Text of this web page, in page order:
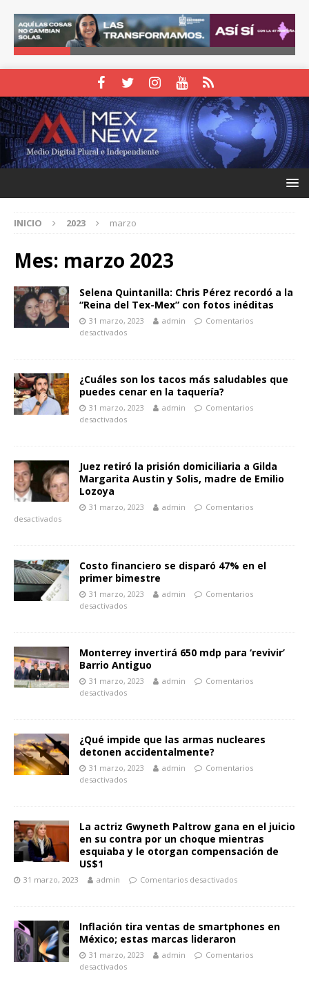
INICIO 2023 marzo
Mes: marzo 2023
Selena Quintanilla: Chris Pérez recordó a la
“Reina del Tex-Mex” con fotos inéditas
31 marzo, 2023 admin
Comentarios
desactivados
¿Cuáles son los tacos más saludables que
puedes cenar en la taquería?
31 marzo, 2023 admin
Comentarios
desactivados
Juez retiró la prisión domiciliaria a Gilda
Margarita Austin y Solis, madre de Emilio
Lozoya
31 marzo, 2023 admin
Comentarios
desactivados
Costo financiero se disparó 47% en el
primer bimestre
31 marzo, 2023 admin
Comentarios
desactivados
Monterrey invertirá 650 mdp para ‘revivir’
Barrio Antiguo
31 marzo, 2023 admin
Comentarios
desactivados
¿Qué impide que las armas nucleares
detonen accidentalmente?
31 marzo, 2023 admin
Comentarios
desactivados
La actriz Gwyneth Paltrow gana en el juicio
en su contra por un choque mientras
esquiaba y le otorgan compensación de
US$1
31 marzo, 2023 admin Comentarios desactivados
Inflación tira ventas de smartphones en
México; estas marcas lideraron
31 marzo, 2023 admin
Comentarios
desactivados